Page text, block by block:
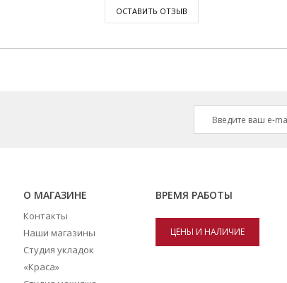
ОСТАВИТЬ ОТЗЫВ
О МАГАЗИНЕ
Контакты
Наши магазины
Студия укладок
«Краса»
ВРЕМЯ РАБОТЫ
ЦЕНЫ И НАЛИЧИЕ